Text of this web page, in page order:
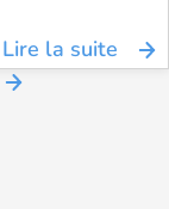
Lire la suite